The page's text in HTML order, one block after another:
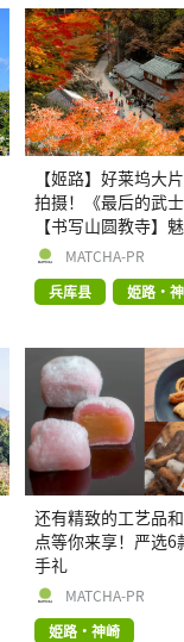
【姬路】好莱坞大
拍摄！《最后的武
【书写山圆教寺】
MATCHA-PR
兵库县
姫路・
还有精致的工艺品
点等你来享！严选6
手礼
MATCHA-PR
姫路・神崎